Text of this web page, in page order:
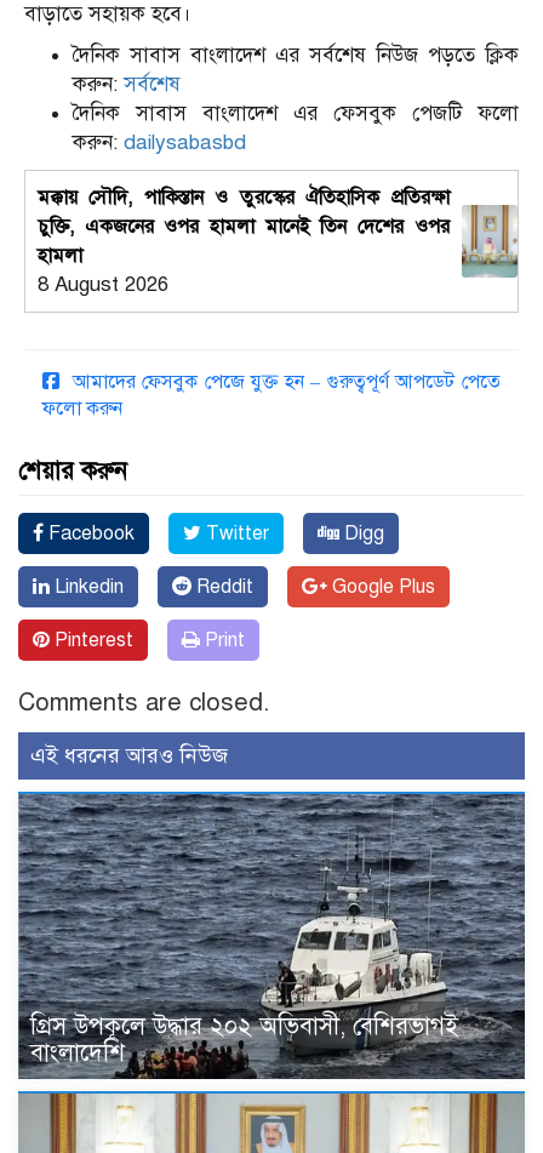
বাড়াতে সহায়ক হবে।
দৈনিক সাবাস বাংলাদেশ এর সর্বশেষ নিউজ পড়তে ক্লিক
করুন:সর্বশেষ
দৈনিক সাবাস বাংলাদেশ এর ফেসবুক পেজটি ফলো
করুন: dailysabasbd
মক্কায় সৌদি, পাকিস্তান ও তুরস্কের ঐতিহাসিক প্রতিরক্ষা
চুক্তি, একজনের ওপর হামলা মানেই তিন দেশের ওপর
হামলা
8 August 2026
আমাদের ফেসবুক পেজে যুক্ত হন – গুরুত্বপূর্ণ আপডেট পেতে
ফলো করুন
শেয়ার করুন
Facebook Twitter Digg
Linkedin Reddit Google Plus
Pinterest Print
Comments are closed.
এই ধরনের আরও নিউজ
গ্রিস উপকূলে উদ্ধার ২০২ অভিবাসী, বেশিরভাগই
বাংলাদেশি